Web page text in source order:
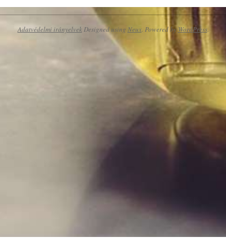
Adatvédelmi irányelvekDesigned using Neux. Powered byWordPress.